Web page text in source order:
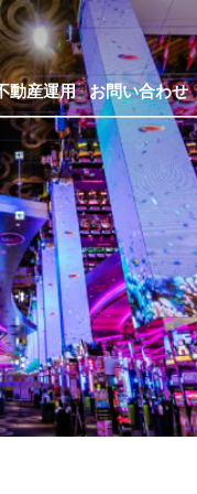
動産運用 お問い合わせ